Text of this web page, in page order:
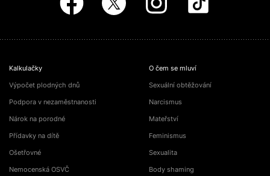
Kalkulačky
Výpočet plodných dnů
Podpora v nezaměstnanosti
Nárok na porodné
Přídavky na dítě
Ošetřovné
Nemocenská OSVČ
O čem se mluví
Sexuální obtěžování
Narcismus
Mateřství
Feminismus
Sexualita
Body shaming